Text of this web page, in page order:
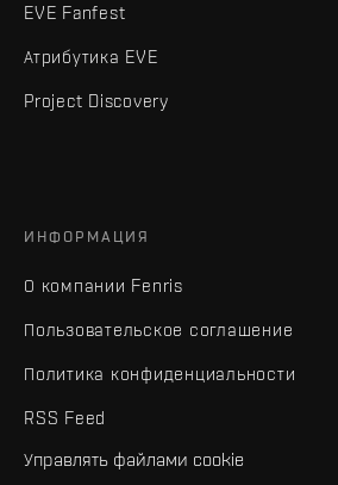
EVE Fanfest
Атрибутика EVE
Project Discovery
ИНФОРМАЦИЯ
О компании Fenris
Пользовательское соглашение
Политика конфиденциальности
RSS Feed
Управлять файлами cookie